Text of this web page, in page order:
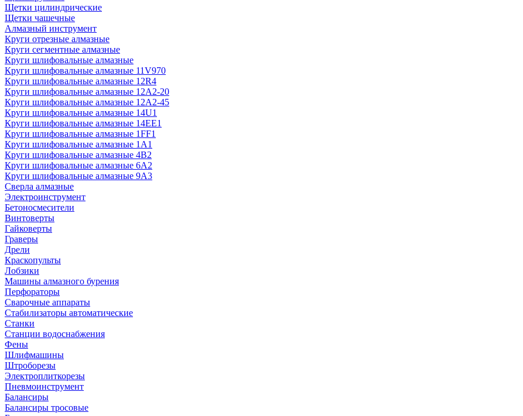
Щетки цилиндрические
Щетки чашечные
Алмазный инструмент
Круги отрезные алмазные
Круги сегментные алмазные
Круги шлифовальные алмазные
Круги шлифовальные алмазные 11V970
Круги шлифовальные алмазные 12R4
Круги шлифовальные алмазные 12А2-20
Круги шлифовальные алмазные 12А2-45
Круги шлифовальные алмазные 14U1
Круги шлифовальные алмазные 14ЕЕ1
Круги шлифовальные алмазные 1FF1
Круги шлифовальные алмазные 1А1
Круги шлифовальные алмазные 4В2
Круги шлифовальные алмазные 6A2
Круги шлифовальные алмазные 9А3
Сверла алмазные
Электроинструмент
Бетоносмесители
Винтоверты
Гайковерты
Граверы
Дрели
Краскопульты
Лобзики
Машины алмазного бурения
Перфораторы
Сварочные аппараты
Стабилизаторы автоматические
Станки
Станции водоснабжения
Фены
Шлифмашины
Штроборезы
Электроплиткорезы
Пневмоинструмент
Балансиры
Балансиры тросовые